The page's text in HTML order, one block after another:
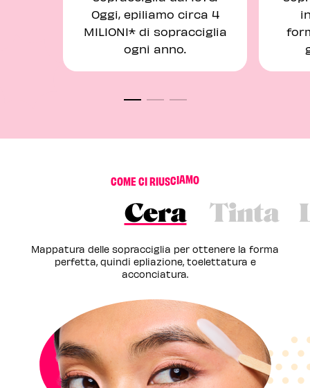
Oggi, epiliamo circa 4
MILIONI* di sopracciglia
ogni anno.
COMECIRIUSCIAMO
Cera Tinta
Mappatura delle sopracciglia per ottenere la forma
perfetta, quindi epliazione, toelettatura e
acconciatura.